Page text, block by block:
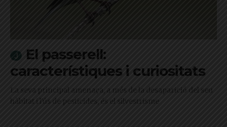
El passerell:
característiques i curiositats
La seva principal amenaça, a més de la desaparició del seu
hàbitat i l'ús de pesticides, és el silvestrisme